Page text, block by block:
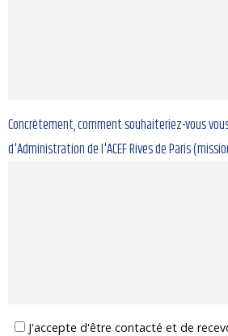
Concrètement, comment souhaiteriez-vous
d'Administration de l'ACEF Rives de Paris
J'accepte d'être contacté et de